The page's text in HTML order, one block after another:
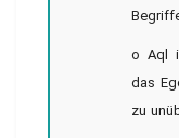
o Aql
das
zu